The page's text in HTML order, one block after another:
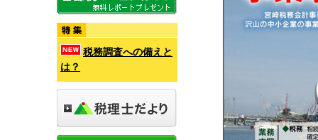
税務調査への備えと
は？